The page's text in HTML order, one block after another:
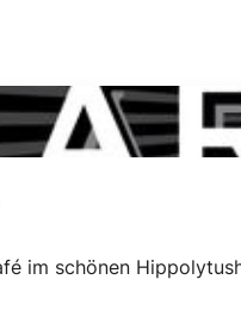
im schönen